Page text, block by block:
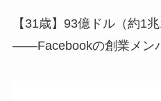
【31歳】93億ドル（約1兆
――Facebookの創業メン